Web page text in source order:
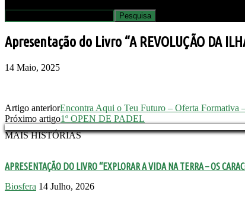
Apresentação do Livro “A REVOLUÇÃO DA
14 Maio, 2025
Artigo anteriorEncontra Aqui o Teu Futuro – Oferta Formativa
Próximo artigo1º OPEN DE PADEL
MAIS HISTÓRIAS
APRESENTAÇÃO DO LIVRO “EXPLORAR A VIDA NA TERRA – OS
Biosfera 14 Julho, 2026